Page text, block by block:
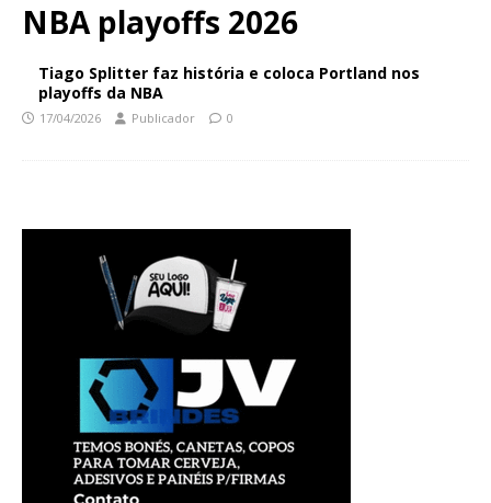
NBA playoffs 2026
Tiago Splitter faz história e coloca Portland nos
playoffs da NBA
17/04/2026 Publicador 0